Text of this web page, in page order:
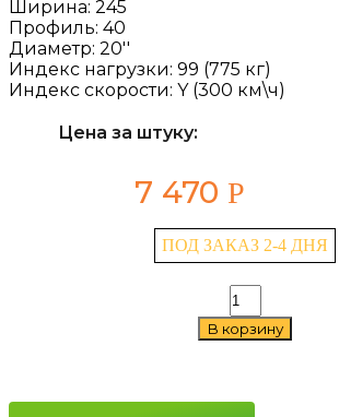
Ширина: 245
Профиль: 40
Диаметр: 20''
Индекс нагрузки: 99 (775 кг)
Индекс скорости: Y (300 км\ч)
Цена за штуку:
7 470 Р
ПОД ЗАКАЗ 2-4 ДНЯ
Количество
товара
Fortune
ZR20
В корзину